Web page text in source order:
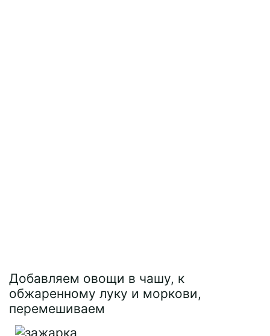
Добавляем овощи в чашу, к
обжаренному луку и моркови,
перемешиваем